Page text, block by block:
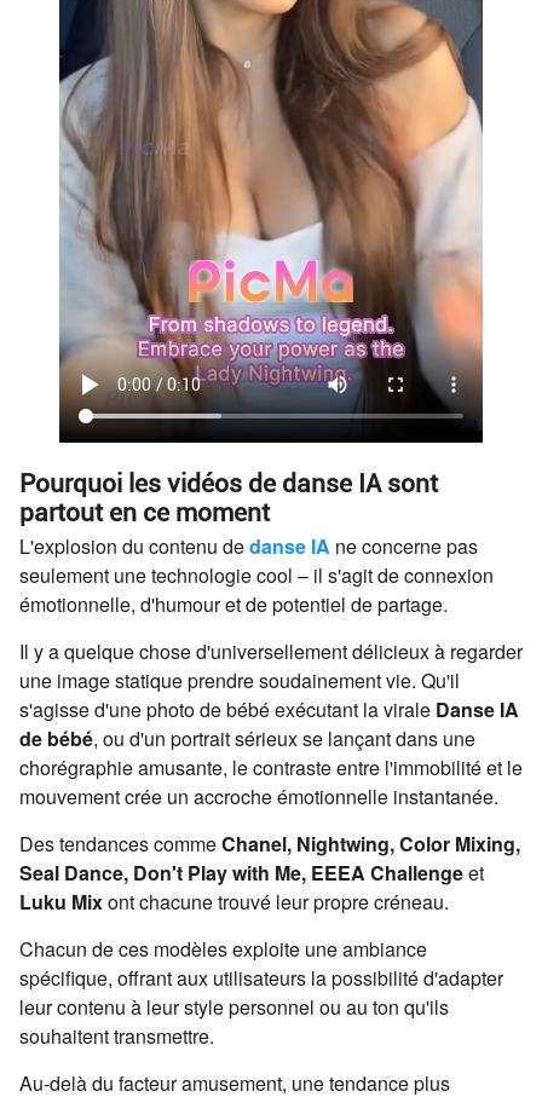
Pourquoi les vidéos de danse IA sont
partout en ce moment
L'explosion du contenu dedanse IA ne concerne pas
seulement une technologie cool – il s'agit de connexion
émotionnelle, d'humour et de potentiel de partage.
Il y a quelque chose d'universellement délicieux à regarder
une image statique prendre soudainement vie. Qu'il
s'agisse d'une photo de bébé exécutant la virale Danse IA
de bébé, ou d'un portrait sérieux se lançant dans une
chorégraphie amusante, le contraste entre l'immobilité et le
mouvement crée un accroche émotionnelle instantanée.
Des tendances commeChanel, Nightwing, Color Mixing,
Seal Dance, Don't Play with Me, EEEA Challengeet
Luku Mixont chacune trouvé leur propre créneau.
Chacun de ces modèles exploite une ambiance
spécifique, offrant aux utilisateurs la possibilité d'adapter
leur contenu à leur style personnel ou au ton qu'ils
souhaitent transmettre.
Au-delà du facteur amusement, une tendance plus